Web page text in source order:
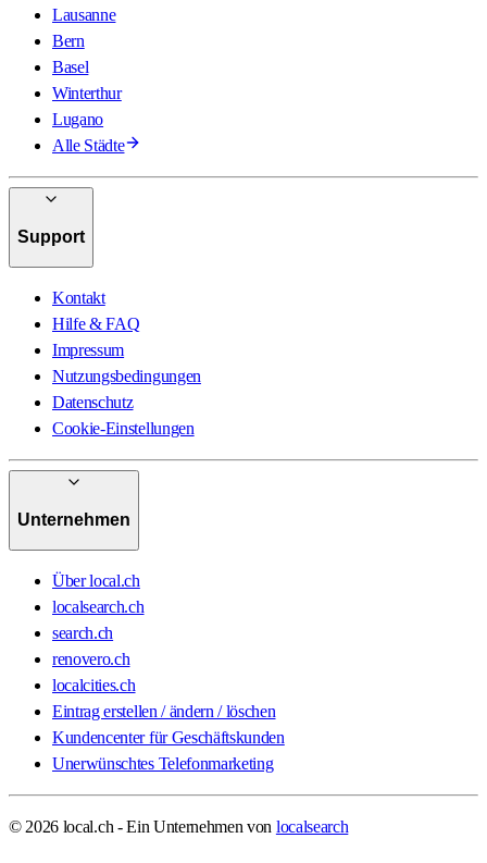
Lausanne
Bern
Basel
Winterthur
Lugano
Alle Städte
Support
Kontakt
Hilfe & FAQ
Impressum
Nutzungsbedingungen
Datenschutz
Cookie-Einstellungen
Unternehmen
Über local.ch
localsearch.ch
search.ch
renovero.ch
localcities.ch
Eintrag erstellen / ändern / löschen
Kundencenter für Geschäftskunden
Unerwünschtes Telefonmarketing
© 2026 local.ch - Ein Unternehmen von localsearch